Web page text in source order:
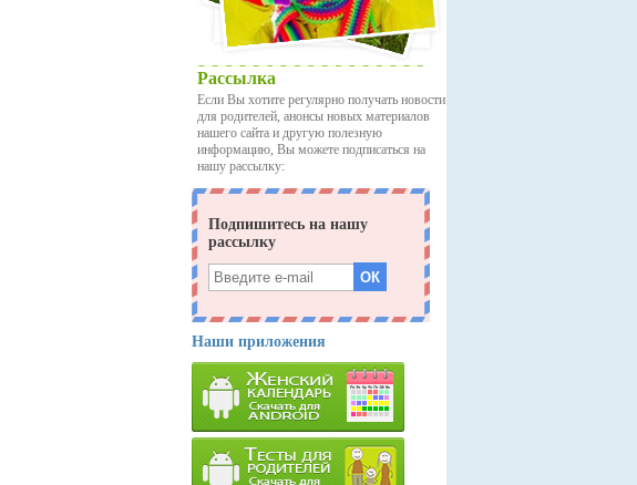
Рассылка
Если Вы хотите регулярно получать новости
для родителей, анонсы новых материалов
нашего сайта и другую полезную
информацию, Вы можете подписаться на
нашу рассылку:
Наши приложения